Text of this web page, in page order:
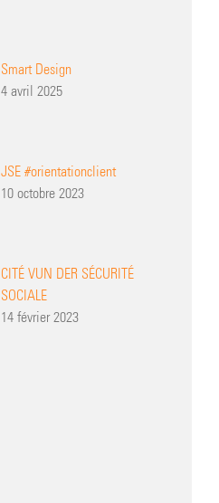
Smart Design
4 avril 2025
JSE #orientationclient
10 octobre 2023
CITÉ VUN DER SÉCURITÉ
SOCIALE
14 février 2023